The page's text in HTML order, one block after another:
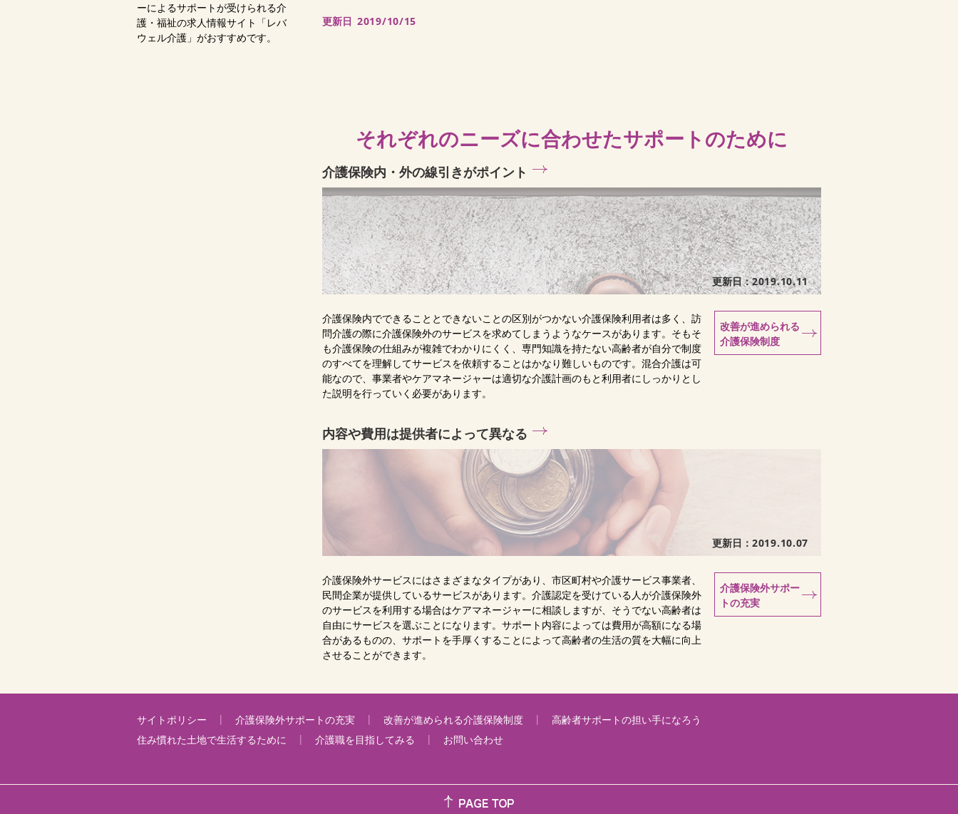
更新日 2019/10/15
それぞれのニーズに合わせたサポートのために
介護保険内・外の線引きがポイント
更新日：2019.10.11
介護保険内でできることとできないことの区別がつかない介護保険利用者は多く、訪
問介護の際に介護保険外のサービスを求めてしまうようなケースがあります。そもそ
も介護保険の仕組みが複雑でわかりにくく、専門知識を持たない高齢者が自分で制度
のすべてを理解してサービスを依頼することはかなり難しいものです。混合介護は可
能なので、事業者やケアマネージャーは適切な介護計画のもと利用者にしっかりとし
た説明を行っていく必要があります。
改善が進められる
介護保険制度
内容や費用は提供者によって異なる
更新日： 2019.10.07
介護保険外サービスにはさまざまなタイプがあり、市区町村や介護サービス事業者、
民間企業が提供しているサービスがあります。介護認定を受けている人が介護保険外
のサービスを利用する場合はケアマネージャーに相談しますが、そうでない高齢者は
自由にサービスを選ぶことになります。サポート内容によっては費用が高額になる場
合があるものの、サポートを手厚くすることによって高齢者の生活の質を大幅に向上
させることができます。
介護保険外サポー
トの充実
ーによるサポートが受けられる介
護・福祉の求人情報サイト「レバ
ウェル介護」がおすすめです。
サイトポリシー 介護保険外サポートの充実 改善が進められる介護保険制度
高齢者サポートの担い手になろう
住み慣れた土地で生活するために
介護職を目指してみる お問い合わせ